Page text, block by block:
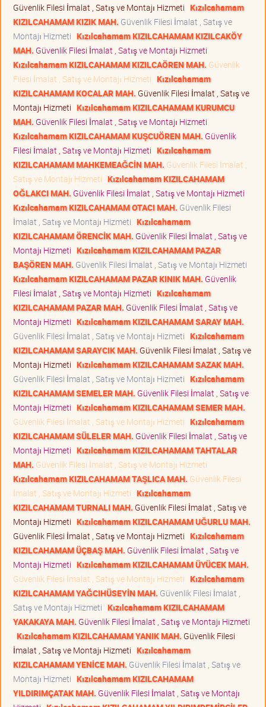
Güvenlik Filesi İmalat , Satış ve Montajı Hizmeti Kızılcahamam
KIZILCAHAMAM KIZIK MAH. Güvenlik Filesi İmalat , Satış ve
Montajı Hizmeti Kızılcahamam KIZILCAHAMAM KIZILCAKÖY
MAH. Güvenlik Filesi İmalat , Satış ve Montajı Hizmeti
Kızılcahamam KIZILCAHAMAM KIZILCAÖREN MAH. Güvenlik
Filesi İmalat , Satış ve Montajı Hizmeti Kızılcahamam
KIZILCAHAMAM KOCALAR MAH. Güvenlik Filesi İmalat , Satış ve
Montajı Hizmeti Kızılcahamam KIZILCAHAMAM KURUMCU
MAH. Güvenlik Filesi İmalat , Satış ve Montajı Hizmeti
Kızılcahamam KIZILCAHAMAM KUŞCUÖREN MAH. Güvenlik
Filesi İmalat , Satış ve Montajı Hizmeti Kızılcahamam
KIZILCAHAMAM MAHKEMEAĞCİN MAH. Güvenlik Filesi İmalat ,
Satış ve Montajı Hizmeti Kızılcahamam KIZILCAHAMAM
OĞLAKCI MAH. Güvenlik Filesi İmalat , Satış ve Montajı Hizmeti
Kızılcahamam KIZILCAHAMAM OTACI MAH. Güvenlik Filesi
İmalat , Satış ve Montajı Hizmeti Kızılcahamam
KIZILCAHAMAM ÖRENCİK MAH. Güvenlik Filesi İmalat , Satış ve
Montajı Hizmeti Kızılcahamam KIZILCAHAMAM PAZAR
BAŞÖREN MAH. Güvenlik Filesi İmalat , Satış ve Montajı Hizmeti
Kızılcahamam KIZILCAHAMAM PAZAR KINIK MAH. Güvenlik
Filesi İmalat , Satış ve Montajı Hizmeti Kızılcahamam
KIZILCAHAMAM PAZAR MAH. Güvenlik Filesi İmalat , Satış ve
Montajı Hizmeti Kızılcahamam KIZILCAHAMAM SARAY MAH.
Güvenlik Filesi İmalat , Satış ve Montajı Hizmeti Kızılcahamam
KIZILCAHAMAM SARAYCIK MAH. Güvenlik Filesi İmalat , Satış ve
Montajı Hizmeti Kızılcahamam KIZILCAHAMAM SAZAK MAH.
Güvenlik Filesi İmalat , Satış ve Montajı Hizmeti Kızılcahamam
KIZILCAHAMAM SEMELER MAH. Güvenlik Filesi İmalat , Satış ve
Montajı Hizmeti Kızılcahamam KIZILCAHAMAM SEMER MAH.
Güvenlik Filesi İmalat , Satış ve Montajı Hizmeti Kızılcahamam
KIZILCAHAMAM SÜLELER MAH. Güvenlik Filesi İmalat , Satış ve
Montajı Hizmeti Kızılcahamam KIZILCAHAMAM TAHTALAR
MAH. Güvenlik Filesi İmalat , Satış ve Montajı Hizmeti
Kızılcahamam KIZILCAHAMAM TAŞLICA MAH. Güvenlik Filesi
İmalat , Satış ve Montajı Hizmeti Kızılcahamam
KIZILCAHAMAM TURNALI MAH. Güvenlik Filesi İmalat , Satış ve
Montajı Hizmeti Kızılcahamam KIZILCAHAMAM UĞURLU MAH.
Güvenlik Filesi İmalat , Satış ve Montajı Hizmeti Kızılcahamam
KIZILCAHAMAM ÜÇBAŞ MAH. Güvenlik Filesi İmalat , Satış ve
Montajı Hizmeti Kızılcahamam KIZILCAHAMAM ÜYÜCEK MAH.
Güvenlik Filesi İmalat , Satış ve Montajı Hizmeti Kızılcahamam
KIZILCAHAMAM YAĞCIHÜSEYİN MAH. Güvenlik Filesi İmalat ,
Satış ve Montajı Hizmeti Kızılcahamam KIZILCAHAMAM
YAKAKAYA MAH. Güvenlik Filesi İmalat , Satış ve Montajı Hizmeti
Kızılcahamam KIZILCAHAMAM YANIK MAH. Güvenlik Filesi
İmalat , Satış ve Montajı Hizmeti Kızılcahamam
KIZILCAHAMAM YENİCE MAH. Güvenlik Filesi İmalat , Satış ve
Montajı Hizmeti Kızılcahamam KIZILCAHAMAM
YILDIRIMÇATAK MAH. Güvenlik Filesi İmalat , Satış ve Montajı